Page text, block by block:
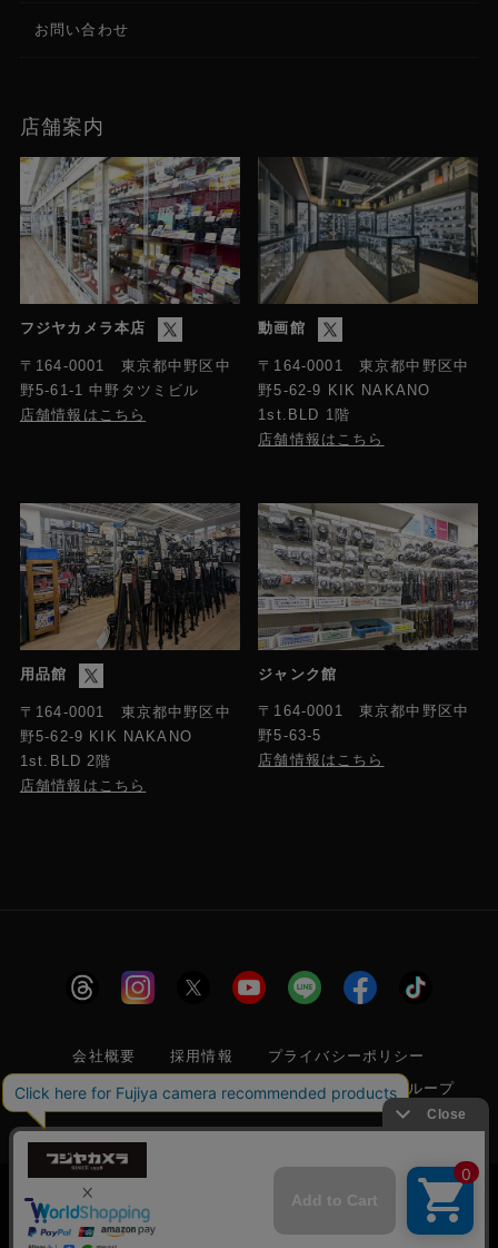
お問い合わせ
店舗案内
フジヤカメラ本店
〒164-0001 東京都中野区中
野5-61-1 中野タツミビル
店舗情報はこちら
動画館
〒164-0001 東京都中野区中
野5-62-9 KIK NAKANO
1st.BLD 1階
店舗情報はこちら
用品館
〒164-0001 東京都中野区中
野5-62-9 KIK NAKANO
1st.BLD 2階
店舗情報はこちら
ジャンク館
〒164-0001 東京都中野区中
野5-63-5
店舗情報はこちら
会社概要 採用情報
プライバシーポリシー
特定商取引に関する法律に基づく表示
フジヤグループ
商標登録 第5211024号 株式会社フジヤカメラ店 古物商許可番
号 東京都公安委員会 第304399601272号
© 2006 FUJIYACAMERA SHOP
当サイトでは利便性向上のためクッキー(Cookie)
を使用しています。クッキー(Cookie)の使用に関
しては「プライバシーポリシー」
をお読みくださ
承諾する